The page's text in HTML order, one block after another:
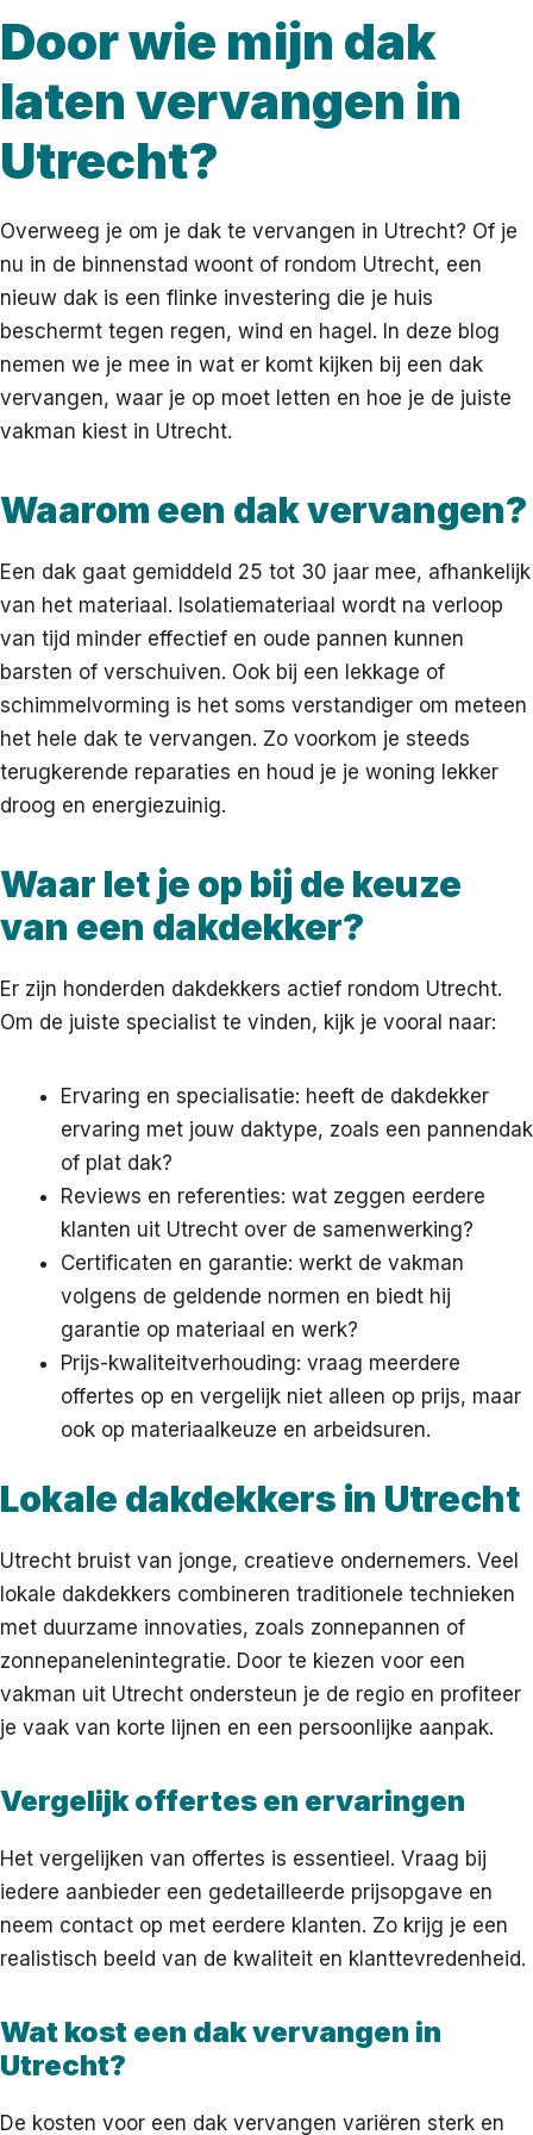
Door wie mijn dak
laten vervangen in
Utrecht?
Overweeg je om je dak te vervangen in Utrecht? Of je
nu in de binnenstad woont of rondom Utrecht, een
nieuw dak is een flinke investering die je huis
beschermt tegen regen, wind en hagel. In deze blog
nemen we je mee in wat er komt kijken bij een dak
vervangen, waar je op moet letten en hoe je de juiste
vakman kiest in Utrecht.
Waarom een dak vervangen?
Een dak gaat gemiddeld 25 tot 30 jaar mee, afhankelijk
van het materiaal. Isolatiemateriaal wordt na verloop
van tijd minder effectief en oude pannen kunnen
barsten of verschuiven. Ook bij een lekkage of
schimmelvorming is het soms verstandiger om meteen
het hele dak te vervangen. Zo voorkom je steeds
terugkerende reparaties en houd je je woning lekker
droog en energiezuinig.
Waar let je op bij de keuze
van een dakdekker?
Er zijn honderden dakdekkers actief rondom Utrecht.
Om de juiste specialist te vinden, kijk je vooral naar:
Ervaring en specialisatie: heeft de dakdekker
ervaring met jouw daktype, zoals een pannendak
of plat dak?
Reviews en referenties: wat zeggen eerdere
klanten uit Utrecht over de samenwerking?
Certificaten en garantie: werkt de vakman
volgens de geldende normen en biedt hij
garantie op materiaal en werk?
Prijs-kwaliteitverhouding: vraag meerdere
offertes op en vergelijk niet alleen op prijs, maar
ook op materiaalkeuze en arbeidsuren.
Lokale dakdekkers in Utrecht
Utrecht bruist van jonge, creatieve ondernemers. Veel
lokale dakdekkers combineren traditionele technieken
met duurzame innovaties, zoals zonnepannen of
zonnepanelenintegratie. Door te kiezen voor een
vakman uit Utrecht ondersteun je de regio en profiteer
je vaak van korte lijnen en een persoonlijke aanpak.
Vergelijk offertes en ervaringen
Het vergelijken van offertes is essentieel. Vraag bij
iedere aanbieder een gedetailleerde prijsopgave en
neem contact op met eerdere klanten. Zo krijg je een
realistisch beeld van de kwaliteit en klanttevredenheid.
Wat kost een dak vervangen in
Utrecht?
De kosten voor een dak vervangen variëren sterk en